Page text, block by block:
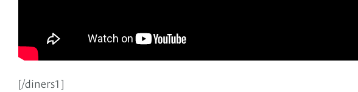
[/diners1]